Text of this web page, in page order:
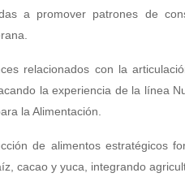
a promover patrones de
relacionados con la
la experiencia de la línea
la Alimentación.
de alimentos estratégicos
cacao y yuca, integrando